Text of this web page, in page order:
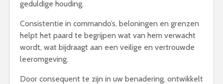
geduldige houding.
Consistentie in commando’s, beloningen en grenzen
helpt het paard te begrijpen wat van hem verwacht
wordt, wat bijdraagt aan een veilige en vertrouwde
leeromgeving.
Door consequent te zijn in uw benadering, ontwikkelt